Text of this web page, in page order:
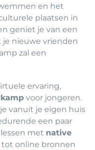
en het
plaatsen in
geniet je van een
je nieuwe vrienden
zal een
ervaring,
voor jongeren.
vanuit je eigen huis
een paar
met native
online bronnen